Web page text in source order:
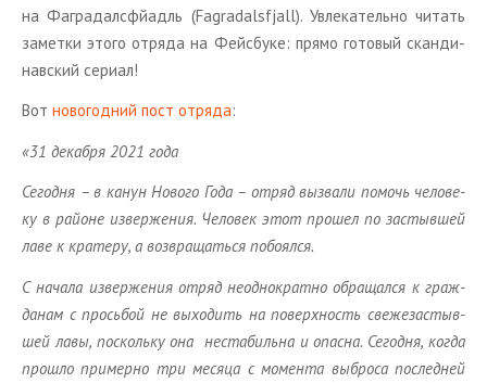
на Фа­гра­дал­сфй­адль (Fagradalsfjall). Увле­ка­тель­но чи­тать
за­мет­ки этого от­ря­да на Фейс­бу­ке: прямо го­то­вый скан­ди­
нав­ский се­ри­ал!
Вот но­во­год­ний пост от­ря­да:
«31 де­каб­ря 2021 года
Се­год­ня – в канун Но­во­го Года – отряд вы­зва­ли по­мочь че­ло­ве­
ку в рай­оне из­вер­же­ния. Че­ло­век этот про­шел по за­стыв­шей
лаве к кра­те­ру, а воз­вра­щать­ся по­бо­ял­ся.
С на­ча­ла из­вер­же­ния отряд неод­но­крат­но об­ра­щал­ся к граж­
да­нам с прось­бой не вы­хо­дить на по­верх­ность све­же­за­стыв­
шей лавы, по­сколь­ку она неста­биль­на и опас­на. Се­год­ня, когда
про­шло при­мер­но три ме­ся­ца с мо­мен­та вы­бро­са по­след­ней